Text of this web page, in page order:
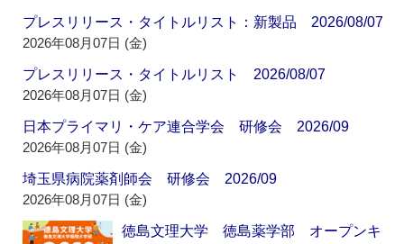
プレスリリース・タイトルリスト：新製品 2026/08/07
2026年08月07日 (金)
プレスリリース・タイトルリスト 2026/08/07
2026年08月07日 (金)
日本プライマリ・ケア連合学会 研修会 2026/09
2026年08月07日 (金)
埼玉県病院薬剤師会 研修会 2026/09
2026年08月07日 (金)
徳島文理大学 徳島薬学部 オープンキ